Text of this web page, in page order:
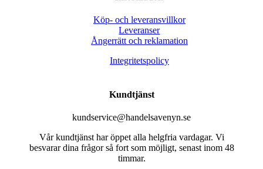
Köp- och leveransvillkor
Leveranser
Ångerrätt och reklamation
Integritetspolicy
Kundtjänst
kundservice@handelsavenyn.se
Vår kundtjänst har öppet alla helgfria vardagar. Vi
besvarar dina frågor så fort som möjligt, senast inom 48
timmar.